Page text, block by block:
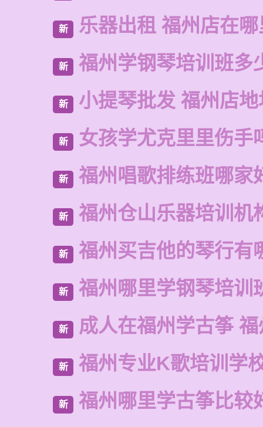
新 乐器出租 福州店在
新 福州学钢琴培训班多
新 小提琴批发 福州店
新 女孩学尤克里里伤手
新 福州唱歌排练班哪家
新 福州仓山乐器培训机
新 福州买吉他的琴行有
新 福州哪里学钢琴培训
新 成人在福州学古筝
新 福州专业K歌培训学
新 福州哪里学古筝比较